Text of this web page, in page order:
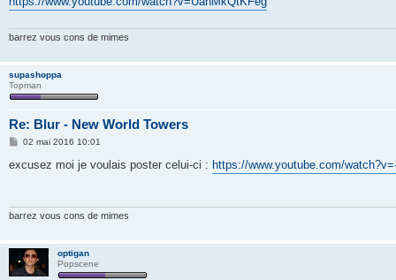
a
barrez vous cons de mimes
supashoppa
Topman
Re: Blur - New World Towers
M
s
02 mai 2016 10:01
excusez moi je voulais poster celui-ci : https://www.youtube.com/
barrez vous cons de mimes
optigan
Popscene